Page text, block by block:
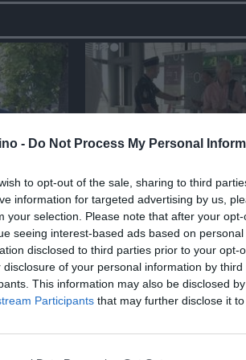
- Do Not Process My Personal
to opt-out of the sale, sharing to third
information for targeted advertising by us,
your selection. Please note that after your
seeing interest-based ads based on
disclosed to third parties prior to your opt-
disclosure of your personal information by third
This information may also be disclosed
Participants that may further disclose it
chi in
a
MONDO
Spagna, via ai
aeroporti per chi
dall'Italia